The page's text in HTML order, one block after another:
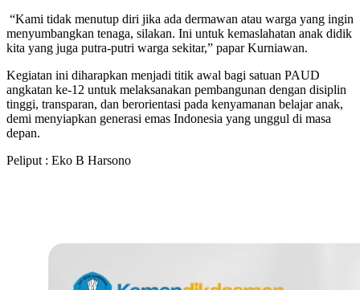
“Kami tidak menutup diri jika ada dermawan atau warga yang ingin
menyumbangkan tenaga, silakan. Ini untuk kemaslahatan anak didik
kita yang juga putra-putri warga sekitar,” papar Kurniawan.
Kegiatan ini diharapkan menjadi titik awal bagi satuan PAUD
angkatan ke-12 untuk melaksanakan pembangunan dengan disiplin
tinggi, transparan, dan berorientasi pada kenyamanan belajar anak,
demi menyiapkan generasi emas Indonesia yang unggul di masa
depan.
Peliput : Eko B Harsono